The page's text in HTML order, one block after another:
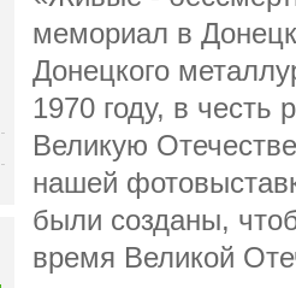
мемориал в
Донецкого
1970 году, в честь
Великую
нашей
были созданы,
время Великой